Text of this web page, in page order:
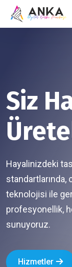
Siz
Hayalinizdeki
standartlarında,
teknolojisi ile
profesyonellik,
sunuyoruz.
Hizmetler